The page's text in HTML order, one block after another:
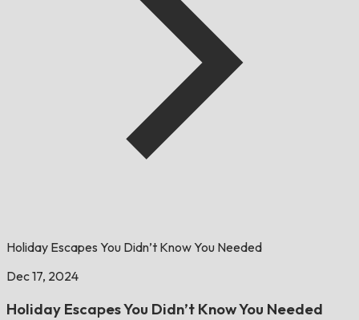
Holiday Escapes You Didn’t Know You Needed
Dec 17, 2024
Holiday Escapes You Didn’t Know You Needed